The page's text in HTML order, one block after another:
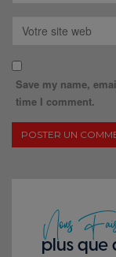
Save my name,
time I comment.